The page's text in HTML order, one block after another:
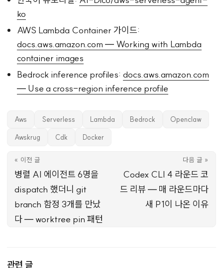
ko
AWS Lambda Container 가이드:
docs.aws.amazon.com — Working with Lambda
container images
Bedrock inference profiles: docs.aws.amazon.com
— Use a cross-region inference profile
Aws Serverless Lambda Bedrock
Openclaw
Awskrug
Cdk Docker
« 이전 글
병렬 AI 에이전트 6명을
dispatch 했더니 git
branch 함정 3개를 만났
다 — worktree pin 패턴
다음 글 »
Codex CLI 4 라운드 코
드 리뷰 — 매 라운드마다
새 P1이 나온 이유
관련 글